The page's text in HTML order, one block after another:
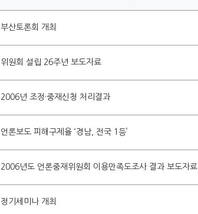
부산토론회 개최
위원회 설립 26주년 보도자료
2006년 조정·중재신청 처리결과
언론보도 피해구제율 ‘경남, 전국 1등’
2006년도 언론중재위원회 이용만족도조사 결과 보도자료
정기세미나 개최